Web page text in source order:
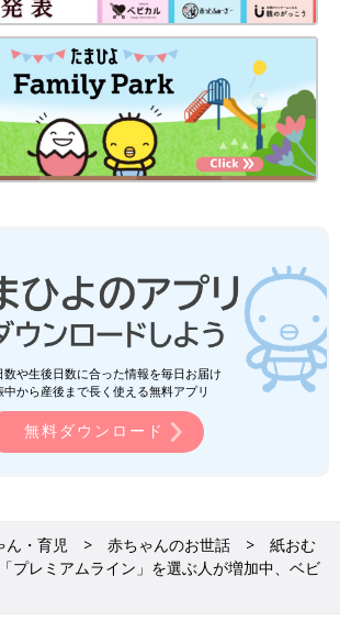
数や生後日数に合った情報を毎日お届け
中から産後まで長く使える無料アプリ
無料ダウンロード
ん・育児 赤ちゃんのお世話
紙おむ
プレミアムライン」を選ぶ人が増加中、ベビ